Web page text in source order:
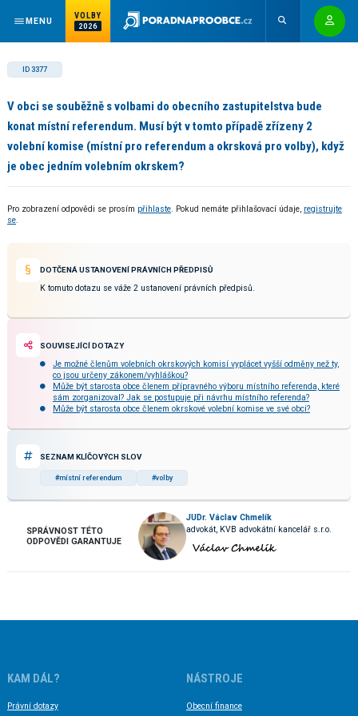
MENU
VOLBY
2026
ID 3377
V obci se souběžně s volbami do obecního zastupitelstva bude
konat místní referendum. Musí být v tomto případě zřízeny 2
volební komise (místní pro referendum a okrsková pro volby), když
je obec jedním volebním okrskem?
Pro zobrazení odpovědi se prosím přihlaste. Pokud nemáte přihlašovací údaje, registrujte
se.
DOTČENÁ USTANOVENÍ PRÁVNÍCH PŘEDPISŮ
K tomuto dotazu se váže 2 ustanovení právních předpisů.
SOUVISEJÍCÍ DOTAZY
Je možné členům volebních okrskových komisí vyplácet vyšší odměny než ty,
co jsou určeny zákonem/vyhláškou?
Může být starosta obce členem přípravného výboru místního referenda, které
sám zorganizoval? Jak se postupuje při návrhu místního referenda?
Může být starosta obce členem okrskové volební komise ve své obci?
SEZNAM KLÍČOVÝCH SLOV
#místní referendum #volby
SPRÁVNOST TÉTO
ODPOVĚDI GARANTUJE
JUDr. Václav Chmelík
advokát, KVB advokátní kancelář s.r.o.
KAM DÁL?
Právní dotazy
NÁSTROJE
Obecní finance